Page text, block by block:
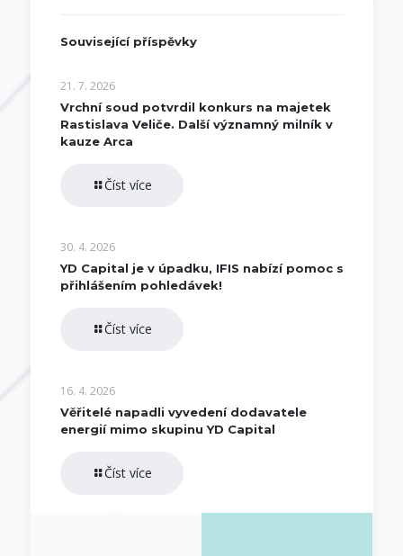
Související příspěvky
21. 7. 2026
Vrchní soud potvrdil konkurs na majetek
Rastislava Veliče. Další významný milník v
kauze Arca
Číst více
30. 4. 2026
YD Capital je v úpadku, IFIS nabízí pomoc s
přihlášením pohledávek!
Číst více
16. 4. 2026
Věřitelé napadli vyvedení dodavatele
energií mimo skupinu YD Capital
Číst více